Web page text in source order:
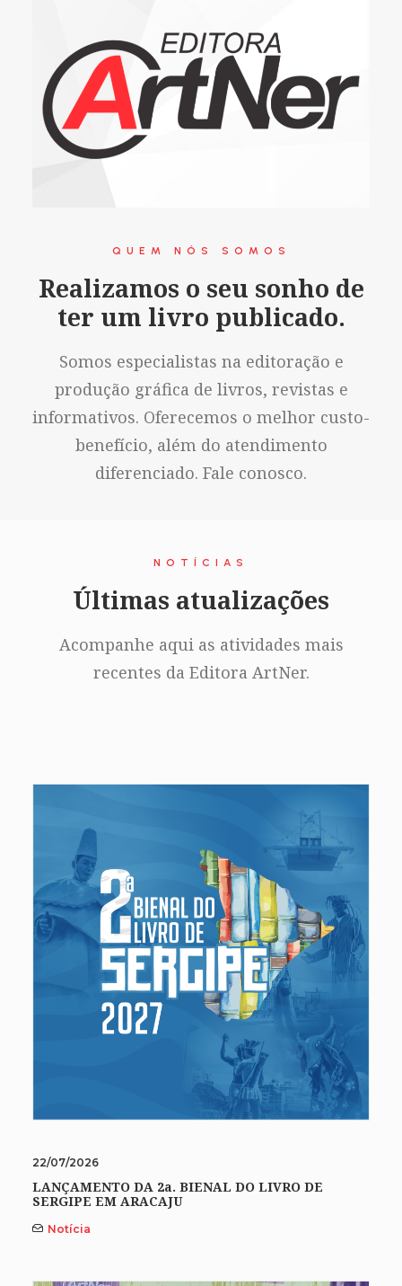
QUEM NÓS SOMOS
Realizamos o seu sonho de
ter um livro publicado.
Somos especialistas na editoração e
produção gráfica de livros, revistas e
informativos. Oferecemos o melhor custo-
benefício, além do atendimento
diferenciado. Fale conosco.
NOTÍCIAS
Últimas atualizações
Acompanhe aqui as atividades mais
recentes da Editora ArtNer.
22/07/2026
LANÇAMENTO DA 2a. BIENAL DO LIVRO DE
SERGIPE EM ARACAJU
Notícia